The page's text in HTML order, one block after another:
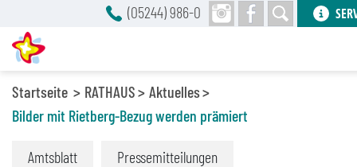
Startseite RATHAUS
Aktuelles
Bilder mit Rietberg-Bezug werden prämiert
Amtsblatt Pressemitteilungen
(05244) 986-0